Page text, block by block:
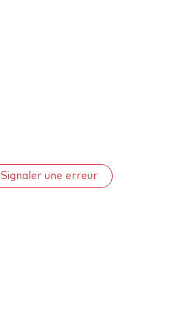
Signaler une erreur